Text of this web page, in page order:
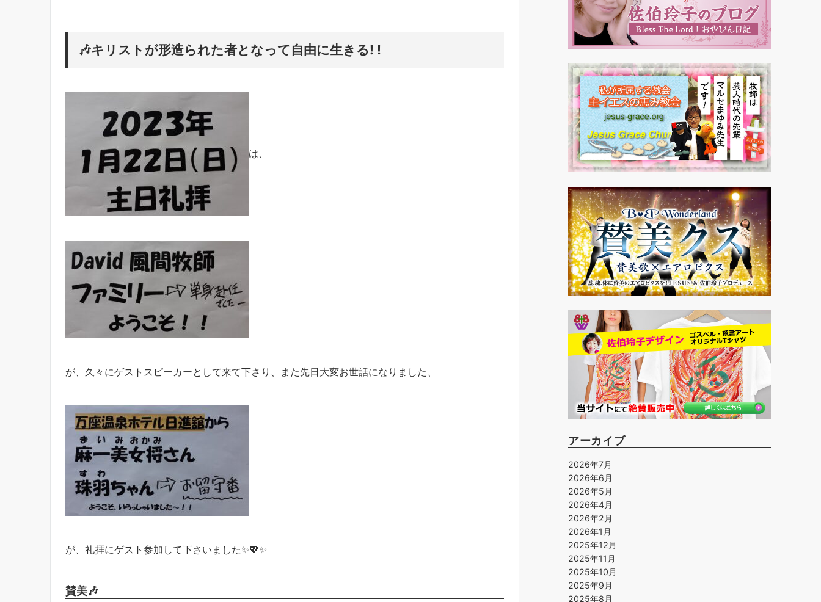
🎶キリストが形造られた者となって自由に生きる! !
は、
が、久々にゲストスピーカーとして来て下さり、また先日大変お世話になりました、
が、礼拝にゲスト参加して下さいました✨💖✨
賛美🎶
アーカイブ
2026年7月
2026年6月
2026年5月
2026年4月
2026年2月
2026年1月
2025年12月
2025年11月
2025年10月
2025年9月
2025年8月